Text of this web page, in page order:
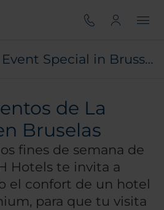
La Demence Event Special in Brussels
de La
Bruselas
fines de semana de
Hotels te invita a
el confort de un hotel
para que tu visita